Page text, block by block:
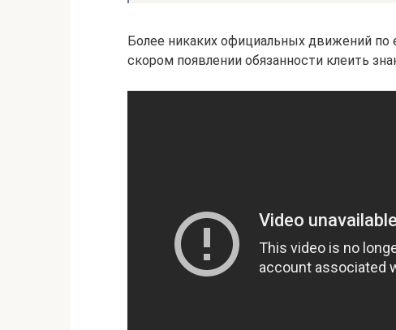
Более никаких официальных движений
скором появлении обязанности клеить